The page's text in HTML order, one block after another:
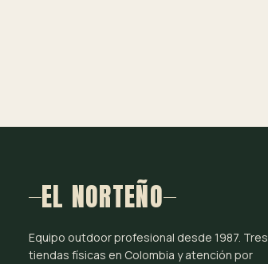
EL NORTEÑO
Equipo outdoor profesional desde 1987. Tres
tiendas físicas en Colombia y atención por